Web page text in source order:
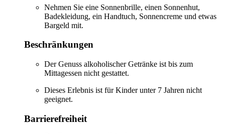
Nehmen Sie eine Sonnenbrille, einen Sonnenhut,
Badekleidung, ein Handtuch, Sonnencreme und etwas
Bargeld mit.
Beschränkungen
Der Genuss alkoholischer Getränke ist bis zum
Mittagessen nicht gestattet.
Dieses Erlebnis ist für Kinder unter 7 Jahren nicht
geeignet.
Barrierefreiheit